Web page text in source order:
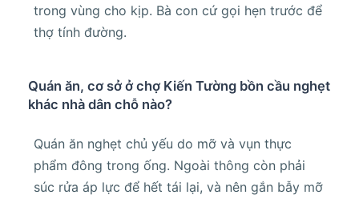
trong vùng cho kịp. Bà con cứ gọi hẹn trước để
thợ tính đường.
Quán ăn, cơ sở ở chợ Kiến Tường bồn cầu nghẹt
khác nhà dân chỗ nào?
Quán ăn nghẹt chủ yếu do mỡ và vụn thực
phẩm đông trong ống. Ngoài thông còn phải
súc rửa áp lực để hết tái lại, và nên gắn bẫy mỡ